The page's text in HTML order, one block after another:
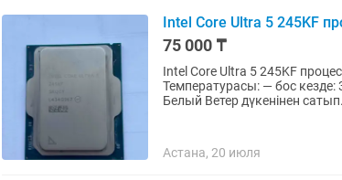
Intel Core Ultra 5 245KF
75 000 ₸
Intel Core Ultra 5 245KF процессор сатылады. 14
Температурасы: — бос кезде: 36–38°C
Белый Ветер дүкенінен
Астана, 20 июля